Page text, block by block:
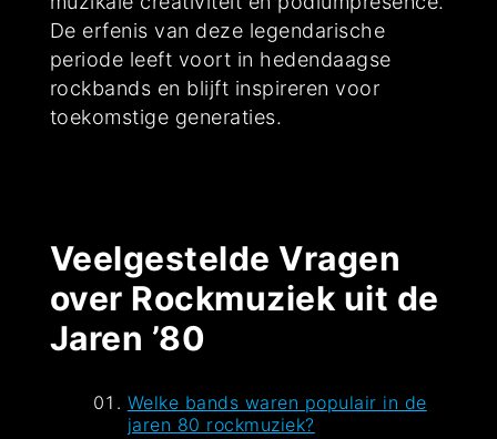
De erfenis van deze legendarische
periode leeft voort in hedendaagse
rockbands en blijft inspireren voor
toekomstige generaties.
Veelgestelde Vragen
over Rockmuziek uit de
Jaren ’80
Welke bands waren populair in de
jaren 80 rockmuziek?